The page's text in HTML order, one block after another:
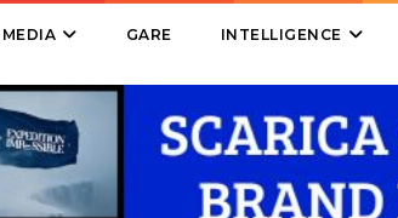
MEDIA GARE INTELLIGENCE